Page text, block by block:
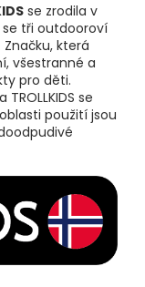
se zrodila v
se tři outdooroví
která
všestranné a
pro děti.
se
použití jsou